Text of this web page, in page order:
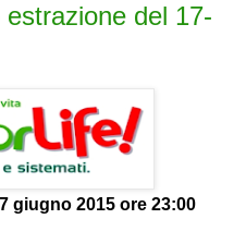
del 17-
giugno 2015 ore 23:00